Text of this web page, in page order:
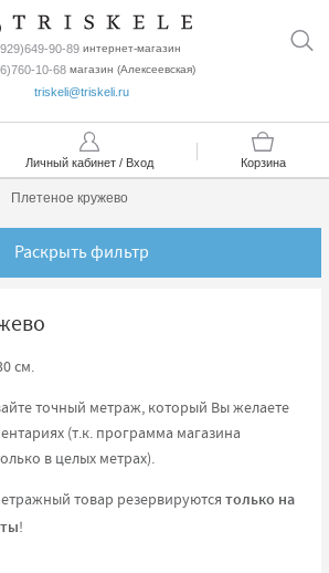
90-89 интернет-магазин
10-68магазин (Алексеевская)
triskeli@triskeli.ru
Личный кабинет / Вход Корзина
Плетеное кружево
Раскрыть фильтр
см.
точный метраж, который Вы желаете
(т.к. программа магазина
в целых метрах).
товар резервируются только на
!